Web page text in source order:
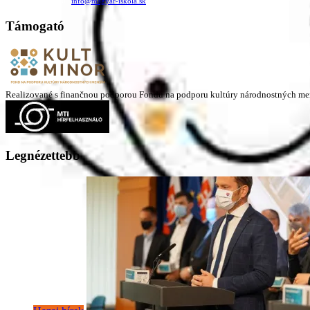
Támogató
Realizované s finančnou podporou Fondu na podporu kultúry národnostných
Legnézettebb